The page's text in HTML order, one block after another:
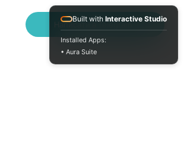
Написати в Telegram
Built with Interactive Studio
Installed Apps:
• Aura Suite